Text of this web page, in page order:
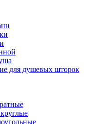
для душевых шторок